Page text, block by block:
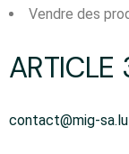
Vendre des
ARTICLE
contact@mig-sa.lu